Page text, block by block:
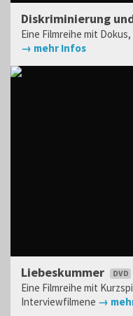
Diskriminierung
Eine Filmreihe mit
→ mehr Infos
Liebeskummer
Eine Filmreihe mit
Interviewfilmene →